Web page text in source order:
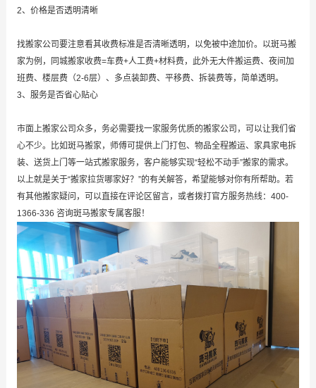
2、价格是否透明清晰
找搬家公司要注意看其收费标准是否清晰透明，以免被中途加价。以斑马搬
家为例，同城搬家收费=车费+人工费+材料费，此外无大件搬运费、夜间加
班费、楼层费（2-6层）、多点装卸费、平移费、拆装费等，简单透明。
3、服务是否省心贴心
市面上搬家公司众多，务必需要找一家服务优质的搬家公司，可以让我们省
心不少。比如斑马搬家，师傅可提供上门打包、物品全程搬运、家具家电拆
装、送货上门等一站式搬家服务，客户能够实现“轻松不动手”搬家的需求。
以上就是关于“搬家拉货哪家好？”的有关解答，希望能够对你有所帮助。若
有其他搬家疑问，可以直接在评论区留言，或者拨打官方服务热线：400-
1366-336 咨询斑马搬家专属客服！